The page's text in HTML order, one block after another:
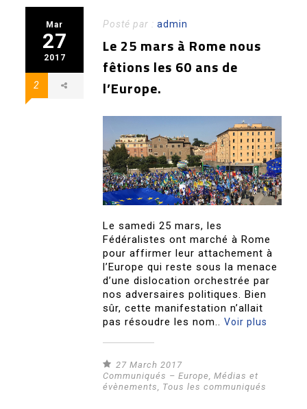
Mar
27
2017
2
Posté par :admin
Le 25 mars à Rome nous
fêtions les 60 ans de
l’Europe.
Le samedi 25 mars, les
Fédéralistes ont marché à Rome
pour affirmer leur attachement à
l’Europe qui reste sous la menace
d’une dislocation orchestrée par
nos adversaires politiques. Bien
sûr, cette manifestation n’allait
pas résoudre les nom..Voir plus
27 March 2017
Communiqués – Europe ,Médias et
évènements
Tous les communiqués